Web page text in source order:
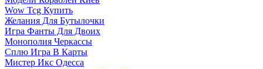
Wow Tcg Купить
Желания Для Бутылочки
Игра Фанты Для Двоих
Монополия Черкассы
Сплю Игра В Карты
Мистер Икс Одесса